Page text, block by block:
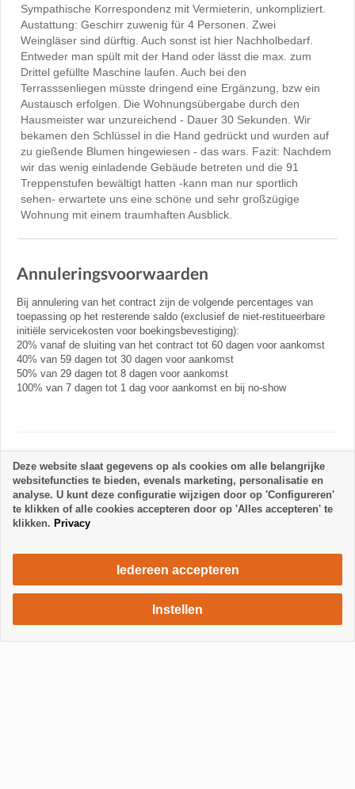
Sympathische Korrespondenz mit Vermieterin, unkompliziert.
Austattung: Geschirr zuwenig für 4 Personen. Zwei
Weingläser sind dürftig. Auch sonst ist hier Nachholbedarf.
Entweder man spült mit der Hand oder lässt die max. zum
Drittel gefüllte Maschine laufen. Auch bei den
Terrasssenliegen müsste dringend eine Ergänzung, bzw ein
Austausch erfolgen. Die Wohnungsübergabe durch den
Hausmeister war unzureichend - Dauer 30 Sekunden. Wir
bekamen den Schlüssel in die Hand gedrückt und wurden auf
zu gießende Blumen hingewiesen - das wars. Fazit: Nachdem
wir das wenig einladende Gebäude betreten und die 91
Treppenstufen bewältigt hatten -kann man nur sportlich
sehen- erwartete uns eine schöne und sehr großzügige
Wohnung mit einem traumhaften Ausblick.
Annuleringsvoorwaarden
Bij annulering van het contract zijn de volgende percentages van
toepassing op het resterende saldo (exclusief de niet-restitueerbare
initiële servicekosten voor boekingsbevestiging):
20% vanaf de sluiting van het contract tot 60 dagen voor aankomst
40% van 59 dagen tot 30 dagen voor aankomst
50% van 29 dagen tot 8 dagen voor aankomst
100% van 7 dagen tot 1 dag voor aankomst en bij no-show
Verblijfsregels
640 €/ week
Deze website slaat gegevens op als cookies om alle belangrijke
websitefuncties te bieden, evenals marketing, personalisatie en
analyse. U kunt deze configuratie wijzigen door op 'Configureren'
te klikken of alle cookies accepteren door op 'Alles accepteren' te
klikken. Privacy
Iedereen accepteren
Instellen